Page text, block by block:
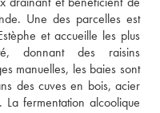
Une des parcelles est
et accueille les plus
donnant des raisins
manuelles, les baies sont
des cuves en bois, acier
fermentation alcoolique